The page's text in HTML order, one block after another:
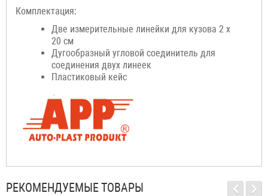
Комплектация:
Две измерительные линейки для кузова 2 x
20 см
Дугообразный угловой соединитель для
соединения двух линеек
Пластиковый кейс
РЕКОМЕНДУЕМЫЕ ТОВАРЫ